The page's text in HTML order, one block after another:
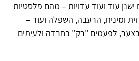
עוד ועוד עדויות – מהם פלסטיות
ומינית, הרעבה, השפלה ועוד –
לפעמים "רק" בחרדה ולעיתים